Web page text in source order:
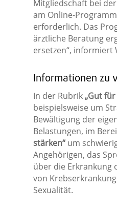
Mitgliedschaft bei
am Online-
erforderlich. Das
ärztliche Beratung
ersetzen“, informiert
Informationen zu
In der Rubrik„Gut
beispielsweise um
Bewältigung der
Belastungen, im
stärken“um
Angehörigen, das
über die Erkrankung
von
Sexualität.